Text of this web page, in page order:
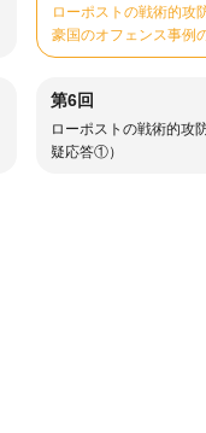
ローポストの戦術的攻
豪国のオフェンス事例
介）、オールラウンダ
第6回
ローポストの戦術的攻
疑応答①）